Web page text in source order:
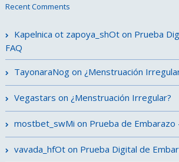
Recent Comments
Kapelnica ot zapoya_shOton Prueba
FAQ
TayonaraNogon ¿Menstruación
Vegastars on ¿Menstruación Irregular?
mostbet_swMi on Prueba de Embarazo
vavada_hfOton Prueba Digital de